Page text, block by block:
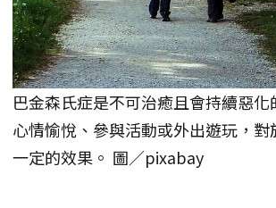
巴金森氏症是不可治癒且會持續惡
心情愉悅、參與活動或外出遊玩，對
一定的效果。 圖／pixabay